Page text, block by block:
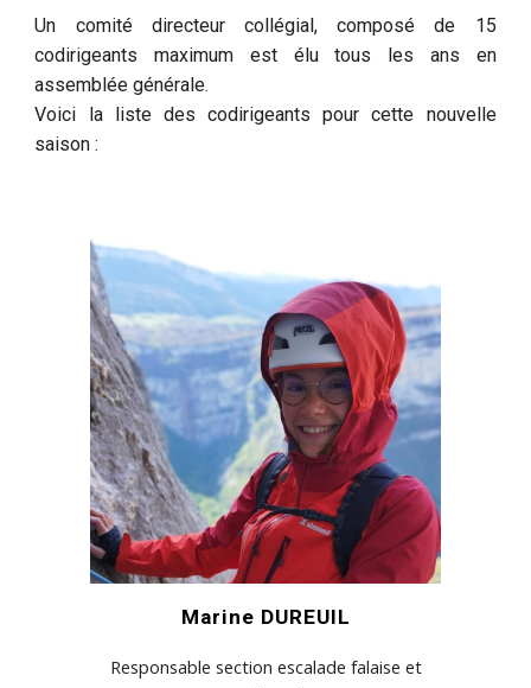
Un comité directeur collégial, composé de 15
codirigeants maximum est élu tous les ans en
assemblée générale.
Voici la liste des codirigeants pour cette nouvelle
saison :
Marine DUREUIL
Responsable section escalade falaise et